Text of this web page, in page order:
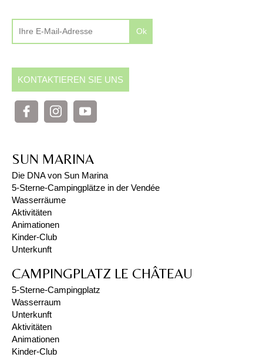
Ok
KONTAKTIEREN SIE UNS
SUN MARINA
Die DNA von Sun Marina
5-Sterne-Campingplätze in der Vendée
Wasserräume
Aktivitäten
Animationen
Kinder-Club
Unterkunft
CAMPINGPLATZ LE CHÂTEAU
5-Sterne-Campingplatz
Wasserraum
Unterkunft
Aktivitäten
Animationen
Kinder-Club